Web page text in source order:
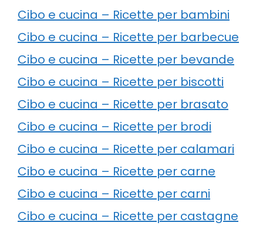
Cibo e cucina – Ricette per bambini
Cibo e cucina – Ricette per barbecue
Cibo e cucina – Ricette per bevande
Cibo e cucina – Ricette per biscotti
Cibo e cucina – Ricette per brasato
Cibo e cucina – Ricette per brodi
Cibo e cucina – Ricette per calamari
Cibo e cucina – Ricette per carne
Cibo e cucina – Ricette per carni
Cibo e cucina – Ricette per castagne